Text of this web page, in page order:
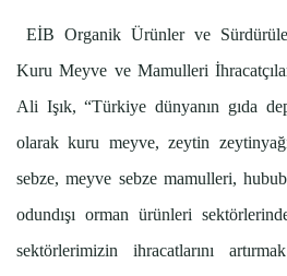
EİB Organik Ürünler ve
Kuru Meyve ve Mamulleri
Ali Işık, “Türkiye dünyanın gıda
olarak kuru meyve, zeytin
sebze, meyve sebze mamulleri,
odundışı orman ürünleri
sektörlerimizin ihracatlarını